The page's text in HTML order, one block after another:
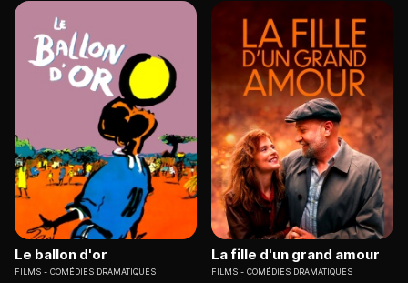
Le ballon d'or
FILMS COMÉDIES DRAMATIQUES
La fille d'un grand amour
FILMS COMÉDIES DRAMATIQUES